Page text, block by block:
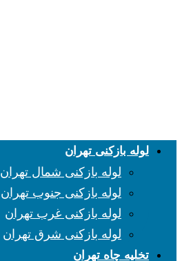
لوله بازکنی تهران
لوله بازکنی شمال تهران
لوله بازکنی جنوب تهران
لوله بازکنی غرب تهران
لوله بازکنی شرق تهران
تخلیه چاه تهران